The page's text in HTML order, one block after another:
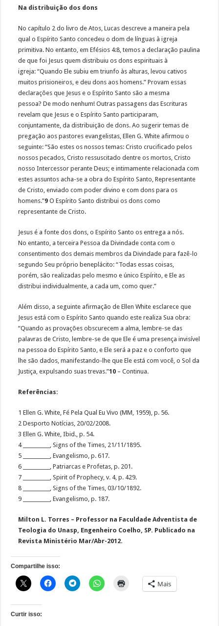
Na distribuição dos dons
No capítulo 2 do livro de Atos, Lucas descreve a maneira pela
qual o Espírito Santo concedeu o dom de línguas à igreja
primitiva. No entanto, em Efésios 4:8, temos a declaração paulina
de que foi Jesus quem distribuiu os dons espirituais à
igreja: “Quando Ele subiu em triunfo às alturas, levou cativos
muitos prisioneiros, e deu dons aos homens.” Provam essas
declarações que Jesus e o Espírito Santo são a mesma
pessoa? De modo nenhum! Outras passagens das Escrituras
revelam que Jesus e o Espírito Santo participaram,
conjuntamente, da distribuição de dons. Ao sugerir temas de
pregação aos pastores evangelistas, Ellen G. White afirmou o
seguinte: “São estes os nossos temas: Cristo crucificado pelos
nossos pecados, Cristo ressuscitado dentre os mortos, Cristo
nosso Intercessor perante Deus; e intimamente relacionada com
estes assuntos acha-se a obra do Espírito Santo, Representante
de Cristo, enviado com poder divino e com dons para os
homens.”9O Espírito Santo distribui os dons como
representante de Cristo.
Jesus é a fonte dos dons, o Espírito Santo os entrega a nós.
No entanto, a terceira Pessoa da Divindade conta com o
consentimento dos demais membros da Divindade para fazê-lo
segundo Seu próprio beneplácito: “Todas essas coisas,
porém, são realizadas pelo mesmo e único Espírito, e Ele as
distribui individualmente, a cada um, como quer.”
Além disso, a seguinte afirmação de Ellen White esclarece que
Jesus está com o Espírito Santo quando este realiza Sua obra:
“Quando as provações obscurecem a alma, lembre-se das
palavras de Cristo, lembre-se de que Ele é uma presença invisível
na pessoa do Espírito Santo, e Ele será a paz e o conforto que
lhe são dados, manifestando-lhe que Ele está com você, o Sol da
Justiça, expulsando suas trevas.”10 – Continua.
Referências:
1 Ellen G. White, Fé Pela Qual Eu Vivo (MM, 1959), p. 56.
2 Desporto Notícias, 20/02/2008.
3 Ellen G. White, Ibid., p. 54.
4 ___________, Signs of the Times, 21/11/1895.
5 ___________, Evangelismo, p. 617.
6 ___________, Patriarcas e Profetas, p. 201.
7 ___________, Spirit of Prophecy, v. 4, p. 429.
8 ___________, Signs of the Times, 03/10/1892.
9 ___________, Evangelismo, p. 187.
Milton L. Torres – Professor na Faculdade Adventista de
Teologia do Unasp, Engenheiro Coelho, SP. Publicado na
Revista Ministério Mar/Abr-2012.
Compartilhe isso:
Mais
Curtir isso: